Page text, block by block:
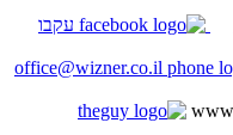
עקבו
office@wizner.co.il